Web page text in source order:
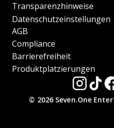
Transparenzhinweise
Datenschutzeinstellungen
AGB
Compliance
Barrierefreiheit
Produktplatzierungen
© 2026 Seven.One